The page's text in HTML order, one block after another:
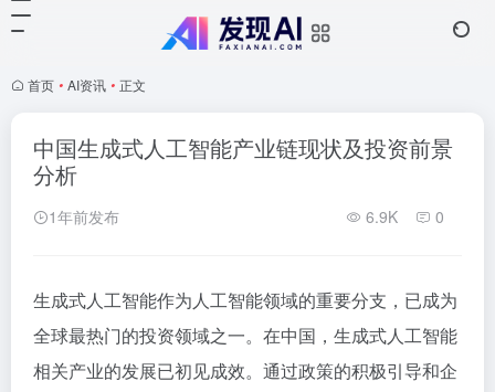
首页 • AI资讯 • 正文
中国生成式人工智能产业链现状及投资前景
分析
1年前发布 6.9K 0
生成式人工智能作为人工智能领域的重要分支，已成为
全球最热门的投资领域之一。在中国，生成式人工智能
相关产业的发展已初见成效。通过政策的积极引导和企